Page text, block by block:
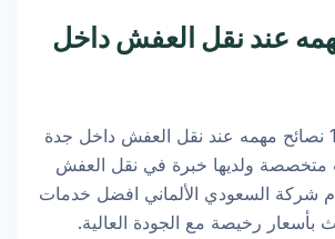
مهمه عند نقل العفش داخل
نوضح لكم اهم 10 نصائح مهمه عند نقل العفش داخل جدة
ولديها خبرة في نقل العفش
شركة السعودي الألماني افضل خدمات
بأسعار رخيصة مع الجودة العالية.